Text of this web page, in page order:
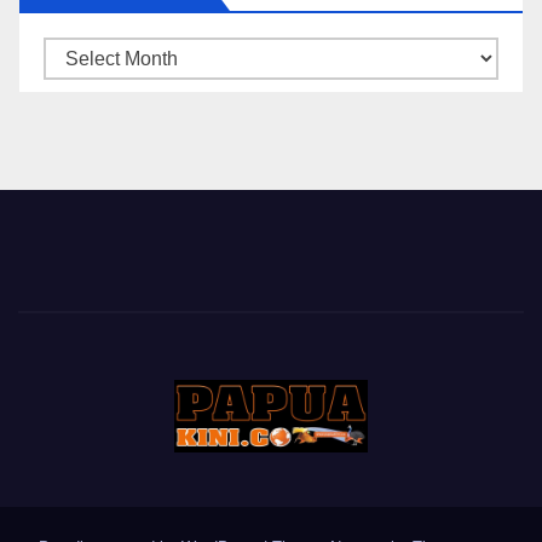
ARSIP